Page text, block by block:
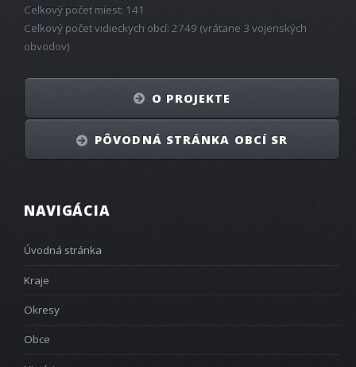
NAVIGÁCIA
Úvodná stránka
Kraje
Okresy
Obce
Celkový počet miest: 141
Celkový počet vidieckych obcí: 2749 (vrátane 3 vojenských
obvodov)
O PROJEKTE
PÔVODNÁ STRÁNKA OBCÍ SR